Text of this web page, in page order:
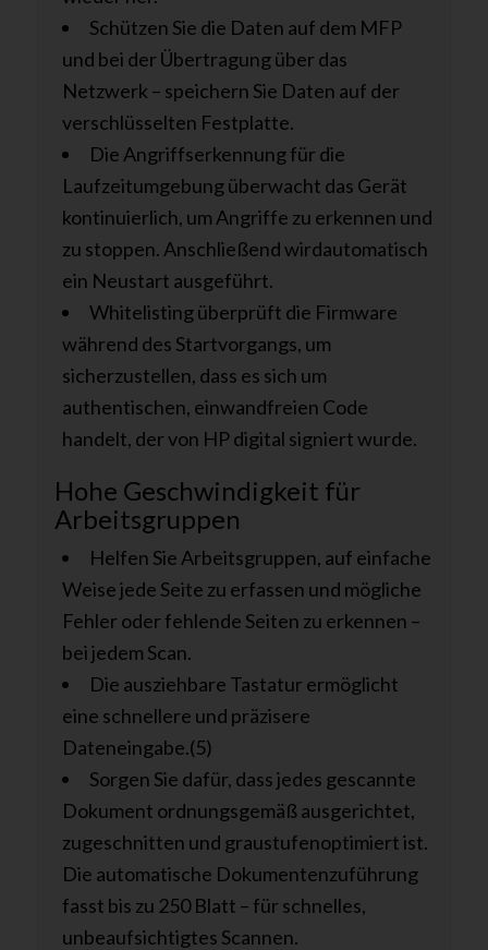
Schützen Sie die Daten auf dem MFP
und bei der Übertragung über das
Netzwerk – speichern Sie Daten auf der
verschlüsselten Festplatte.
Die Angriffserkennung für die
Laufzeitumgebung überwacht das Gerät
kontinuierlich, um Angriffe zu erkennen und
zu stoppen. Anschließend wirdautomatisch
ein Neustart ausgeführt.
Whitelisting überprüft die Firmware
während des Startvorgangs, um
sicherzustellen, dass es sich um
authentischen, einwandfreien Code
handelt, der von HP digital signiert wurde.
Hohe Geschwindigkeit für
Arbeitsgruppen
Helfen Sie Arbeitsgruppen, auf einfache
Weise jede Seite zu erfassen und mögliche
Fehler oder fehlende Seiten zu erkennen –
bei jedem Scan.
Die ausziehbare Tastatur ermöglicht
eine schnellere und präzisere
Dateneingabe.(5)
Sorgen Sie dafür, dass jedes gescannte
Dokument ordnungsgemäß ausgerichtet,
zugeschnitten und graustufenoptimiert ist.
Die automatische Dokumentenzuführung
fasst bis zu 250 Blatt – für schnelles,
unbeaufsichtigtes Scannen.